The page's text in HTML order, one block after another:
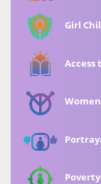
Girl
Access